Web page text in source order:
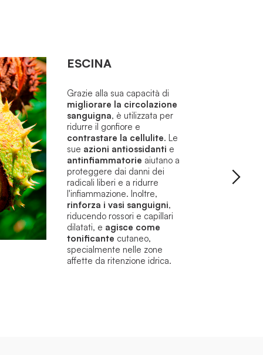
ESCINA
Grazie alla sua capacità di
migliorare la circolazione
sanguigna, è utilizzata per
ridurre il gonfiore e
contrastare la cellulite. Le
sue azioni antiossidanti e
antinfiammatorie aiutano a
proteggere dai danni dei
radicali liberi e a ridurre
l'infiammazione. Inoltre,
rinforza i vasi sanguigni,
riducendo rossori e capillari
dilatati, e agisce come
tonificante cutaneo,
specialmente nelle zone
affette da ritenzione idrica.